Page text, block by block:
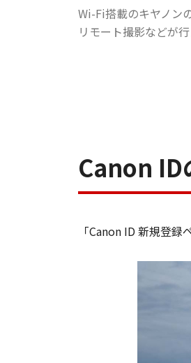
Wi-Fi搭載のキヤノン
リモート撮影などが
Canon ID
「Canon ID 新規登